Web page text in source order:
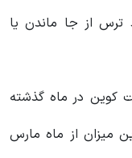
دلار می تواند ترس از جا ماندن یا
کوین در ماه گذشته
میزان از ماه مارس